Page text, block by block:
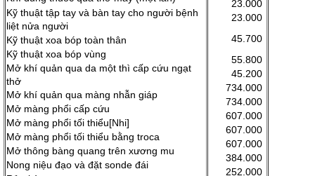
Kỹ thuật tập tay và bàn tay cho người bệnh
liệt nửa người
Kỹ thuật xoa bóp toàn thân
Kỹ thuật xoa bóp vùng
Mở khí quản qua da một thì cấp cứu ngạt
thở
Mở khí quản qua màng nhẫn giáp
Mở màng phổi cấp cứu
Mở màng phổi tối thiểu[Nhi]
Mở màng phổi tối thiểu bằng troca
Mở thông bàng quang trên xương mu
Nong niệu đạo và đặt sonde đái
23.000
23.000
45.700
55.800
45.200
734.000
734.000
607.000
607.000
607.000
384.000
252.000